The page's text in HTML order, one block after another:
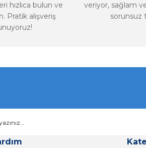
hızlıca bulun ve
Pratik alışveriş
veriyor, sağlam
sorunsuz